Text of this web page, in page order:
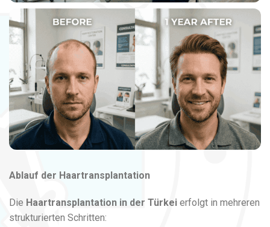
Ablauf der Haartransplantation
Die Haartransplantation in der Türkei erfolgt in mehreren
strukturierten Schritten: